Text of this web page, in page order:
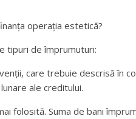
operația estetică?
tipuri de împrumuturi:
care trebuie descrisă în
ale creditului.
folosită. Suma de bani